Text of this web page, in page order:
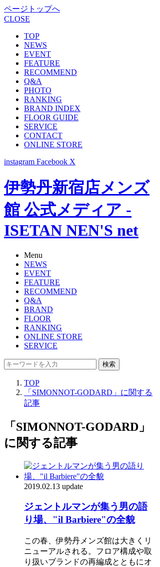
ページトップへ
CLOSE
TOP
NEWS
EVENT
FEATURE
RECOMMEND
Q&A
PHOTO
RANKING
BRAND INDEX
FLOOR GUIDE
SERVICE
CONTACT
ONLINE STORE
instagram Facebook X
伊勢丹新宿店メンズ
館 公式メディア -
ISETAN NEN'S net
Menu
NEWS
EVENT
FEATURE
RECOMMEND
Q&A
BRAND
FLOOR
RANKING
ONLINE STORE
SERVICE
検索
TOP
「SIMONNOT-GODARD」に関する
記事
「SIMONNOT-GODARD」
に関する記事
2019.02.13 update
ジェントルマンが集う男の語
り場、"il Barbiere"の全貌
この春、伊勢丹メンズ館は大きくリ
ニューアルされる。フロア構成や取
り扱いブランドの再編成とともにオ